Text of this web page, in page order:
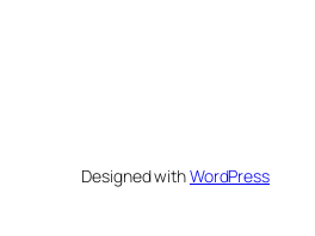
Designed withWordPress